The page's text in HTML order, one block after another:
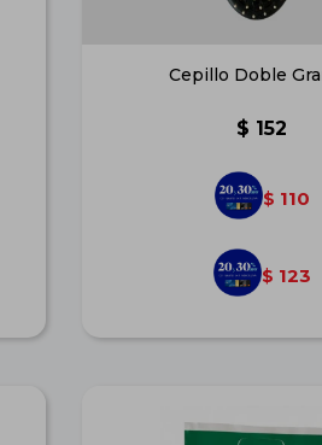
Cepillo Doble
$ 152
$ 110
$ 123